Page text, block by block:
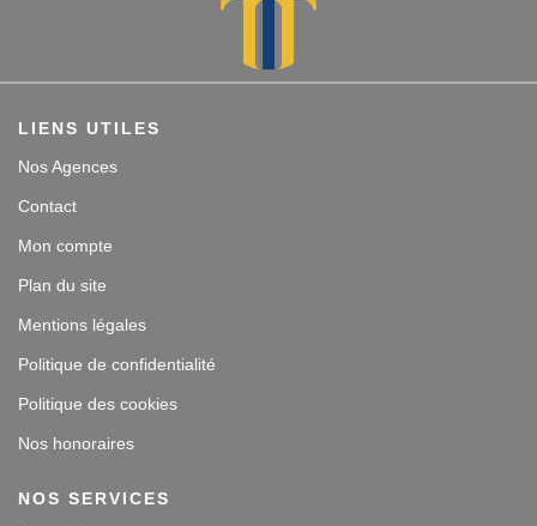
LIENS UTILES
Nos Agences
Contact
Mon compte
Plan du site
Mentions légales
Politique de confidentialité
Politique des cookies
Nos honoraires
NOS SERVICES